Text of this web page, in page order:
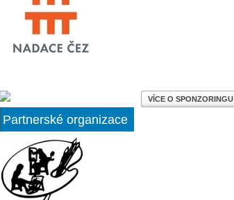
VÍCE O SPONZORINGU
Partnerské organizace